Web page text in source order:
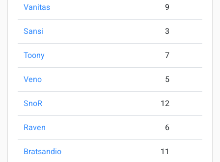
Vanitas 9
Sansi 3
Toony 7
Veno 5
SnoR 12
Raven 6
Bratsandio 11